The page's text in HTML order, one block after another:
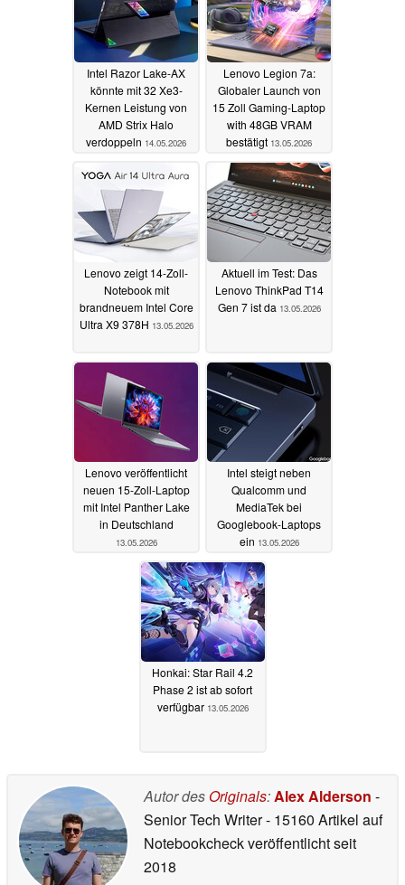
Intel Razor Lake-AX
könnte mit 32 Xe3-
Kernen Leistung von
AMD Strix Halo
verdoppeln 14.05.2026
Lenovo Legion 7a:
Globaler Launch von
15 Zoll Gaming-Laptop
with 48GB VRAM
bestätigt 13.05.2026
Lenovo zeigt 14-Zoll-
Notebook mit
brandneuem Intel Core
Ultra X9 378H 13.05.2026
Aktuell im Test: Das
Lenovo ThinkPad T14
Gen 7 ist da 13.05.2026
Lenovo veröffentlicht
neuen 15-Zoll-Laptop
mit Intel Panther Lake
in Deutschland
13.05.2026
Intel steigt neben
Qualcomm und
MediaTek bei
Googlebook-Laptops
ein 13.05.2026
Honkai: Star Rail 4.2
Phase 2 ist ab sofort
verfügbar 13.05.2026
Autor des Originals:Alex Alderson -
Senior Tech Writer- 15160 Artikel auf
Notebookcheck veröffentlichtseit
2018